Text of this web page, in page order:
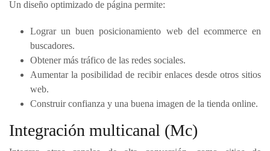
Un diseño optimizado de página permite:
Lograr un buen posicionamiento web del ecommerce en
buscadores.
Obtener más tráfico de las redes sociales.
Aumentar la posibilidad de recibir enlaces desde otros sitios
web.
Construir confianza y una buena imagen de la tienda online.
Integración multicanal (Mc)